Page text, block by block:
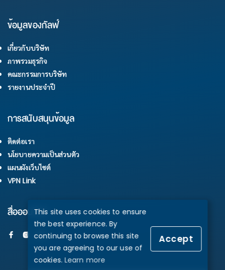
This site uses cookies to ensure
the best experience. By
continuing to browse this site
you are agreeing to our use of
cookies.Learn more
Accept
ข้อมูลของกัลฟ์
เกี่ยวกับบริษัท
ภาพรวมธุรกิจ
คณะกรรมการบริษัท
รายงานประจำปี
การสนับสนุนข้อมูล
ติดต่อเรา
นโยบายความเป็นส่วนตัว
แผนผังเว็บไซต์
VPN Link
สื่อออนไลน์